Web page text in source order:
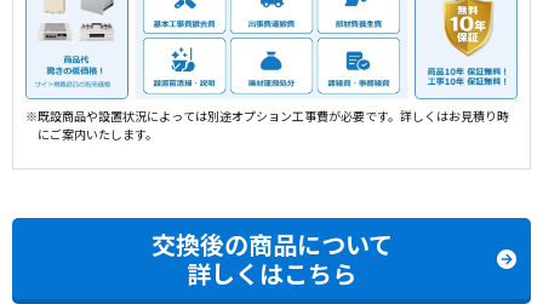
※既設商品や設置状況によっては別途オプション工事費が必要です。詳しくはお見積り時
にご案内いたします。
交換後の商品について
詳しくはこちら